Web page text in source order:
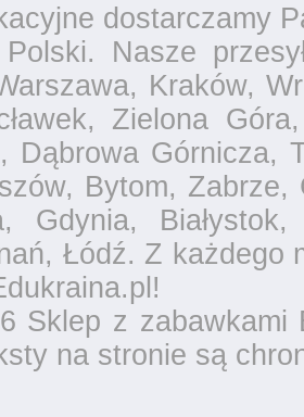
dostarczamy
Polski. Nasze
Kraków,
Zielona
Dąbrowa Górnicza,
Bytom,
Gdynia,
Łódź. Z każdego
Sklep z
na stronie są